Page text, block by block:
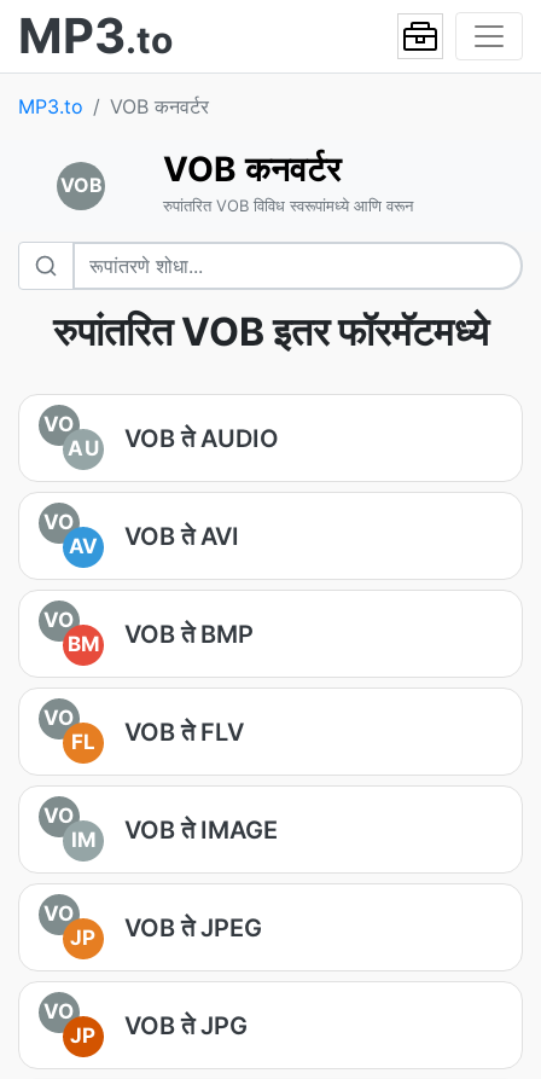
MP3.to
MP3.to VOB कनवर्टर
VOB VOB कनवर्टर
रुपांतरित VOB विविध स्वरूपांमध्ये आणि वरून
रुपांतरित VOB इतर फॉरमॅटमध्ये
VO
AU
VOB ते AUDIO
VO
AV
VOB ते AVI
VO
BM
VOB ते BMP
VO
FL
VOB ते FLV
VO
IM
VOB ते IMAGE
VO
JP
VOB ते JPEG
VO
JP
VOB ते JPG